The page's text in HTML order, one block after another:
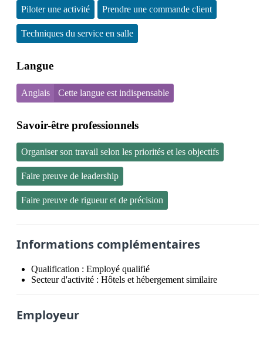
Piloter une activité Prendre une commande client
Techniques du service en salle
Langue
Anglais Cette langue est indispensable
Savoir-être professionnels
Organiser son travail selon les priorités et les objectifs
Faire preuve de leadership
Faire preuve de rigueur et de précision
Informations complémentaires
Qualification : Employé qualifié
Secteur d'activité : Hôtels et hébergement similaire
Employeur